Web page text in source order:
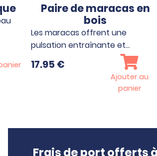
Paire de maracas en
bois
Les maracas offrent une
pulsation entraînante et…
17.95 €
Ajouter au
panier
Frais de port offerts à